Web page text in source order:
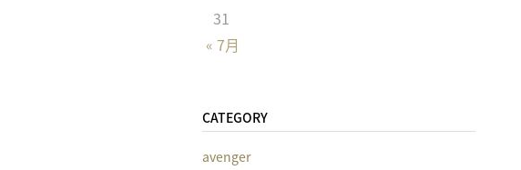
« 7月
31
CATEGORY
avenger